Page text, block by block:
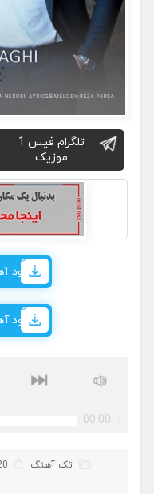
تلگرام فیس 1
موزیک
دانلود
دانلود
00:00
تک آهنگ 20 می